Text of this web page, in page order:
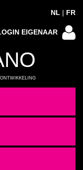
NL | FR
EIGENAAR